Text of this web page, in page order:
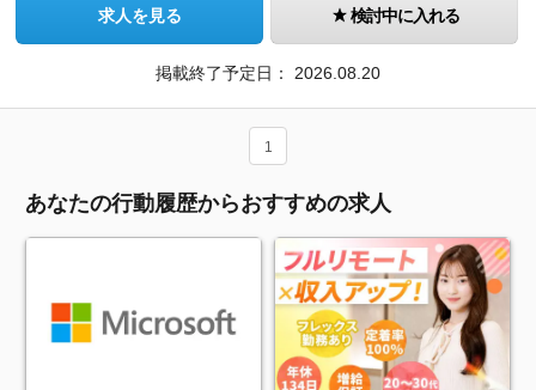
求人を見る 検討中に入れる
掲載終了予定日： 2026.08.20
1
あなたの行動履歴からおすすめの求人